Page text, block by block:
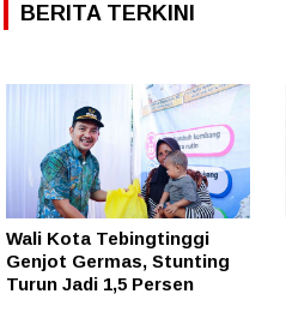
BERITA TERKINI
Wali Kota Tebingtinggi
Genjot Germas, Stunting
Turun Jadi 1,5 Persen